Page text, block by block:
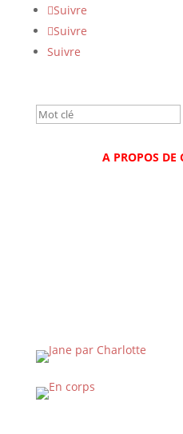
Suivre
Suivre
Suivre
Rechercher:
A PROPOS DE